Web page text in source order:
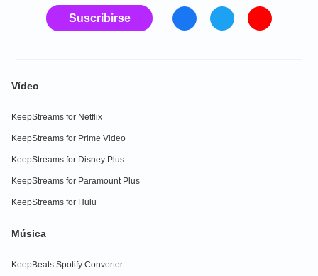
Suscribirse
Vídeo
KeepStreams for Netflix
KeepStreams for Prime Video
KeepStreams for Disney Plus
KeepStreams for Paramount Plus
KeepStreams for Hulu
Música
KeepBeats Spotify Converter